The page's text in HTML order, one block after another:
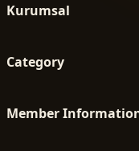
Kurumsal
Category
Member